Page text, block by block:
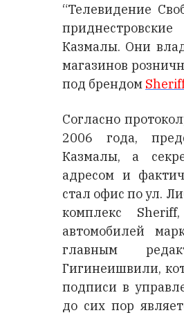
“Телевидение
Казмалы. Они
магазинов
под брендом
Согласно
2006 года,
Казмалы, а
адресом и
стал офис по ул.
комплекс
автомобилей
главным
Гигинеишвили,
подписи в
до сих пор